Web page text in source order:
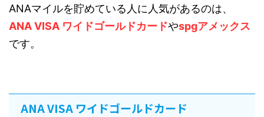
ANAマイルを貯めている人に人気があるのは、
ANA VISA ワイドゴールドカードやspgアメックス
です。
ANA VISA ワイドゴールドカード